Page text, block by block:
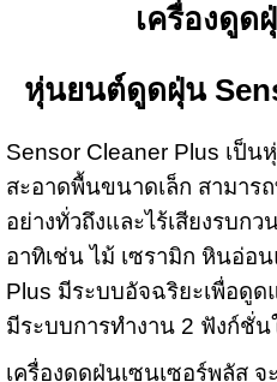
เครื่องดู
หุ่นยนต์ดูดฝุ่น
Sensor Cleaner Plus เป็
สะอาดพื้นขนาดเล็ก สามาร
อย่างทั่วถึงและไร้เสียงรบก
อาทิเช่น ไม้ เซรามิก หินอ่อ
Plus มีระบบอัจฉริยะเพื่อดูด
มีระบบการทำงาน 2 ฟังก์ชั่
เครื่องดูดฝุ่นเซนเซอร์พลัส จ